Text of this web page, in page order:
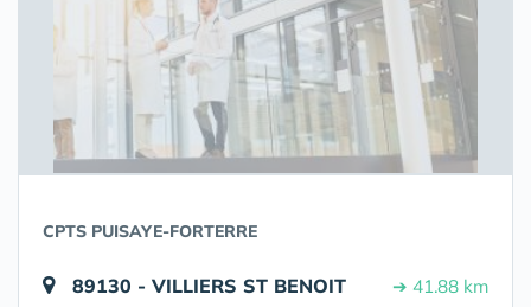
CPTS PUISAYE-FORTERRE
89130 - VILLIERS ST BENOIT ➔ 41.88 km